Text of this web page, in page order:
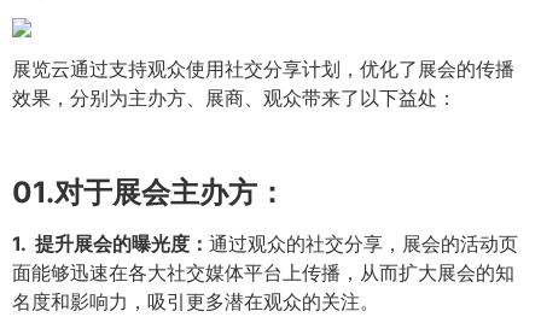
展览云通过支持观众使用社交分享计划，优化了展会的传播
效果，分别为主办方、展商、观众带来了以下益处：
01.对于展会主办方：
1. 提升展会的曝光度： 通过观众的社交分享，展会的活动页
面能够迅速在各大社交媒体平台上传播，从而扩大展会的知
名度和影响力，吸引更多潜在观众的关注。